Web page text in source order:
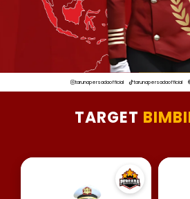
tarunapersadaofficial tarunapersadaofficial
TARGET